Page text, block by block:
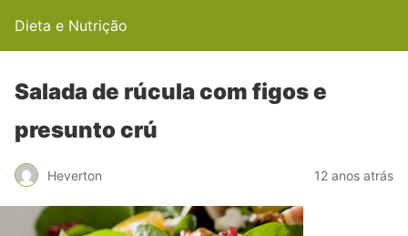
Dieta e Nutrição
Salada de rúcula com figos e
presunto crú
Heverton 12 anos atrás